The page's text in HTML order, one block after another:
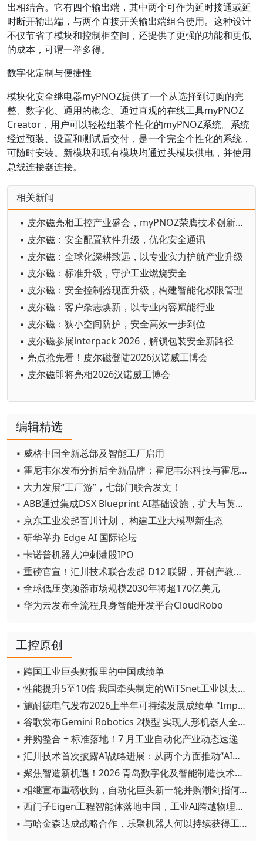
出相结合。它有四个输出端，其中两个可作为延时接通或延
时断开输出端，与两个直接开关输出端组合使用。这种设计
不仅节省了模块和控制柜空间，还提供了更强的功能和更低
的成本，可谓一举多得。
数字化定制与便捷性
模块化安全继电器myPNOZ提供了一个从选择到订购的完
整、数字化、通用的概念。通过直观的在线工具myPNOZ
Creator，用户可以轻松组装个性化的myPNOZ系统。系统
经过预装、设置和测试后交付，是一个完全个性化的系统，
可随时安装。新模块和现有模块均通过头模块供电，并使用
总线连接器连接。
相关新闻
▪ 皮尔磁亮相工控产业盛会，myPNOZ荣膺技术创新标杆奖
▪ 皮尔磁：安全配置软件升级，优化安全通讯
▪ 皮尔磁：全球化深耕致远，以专业实力护航产业升级
▪ 皮尔磁：标准升级，守护工业燃烧安全
▪ 皮尔磁：安全控制器现面升级，构建智能化权限管理
▪ 皮尔磁：客户杂志焕新，以专业内容赋能行业
▪ 皮尔磁：狭小空间防护，安全高效一步到位
▪ 皮尔磁参展interpack 2026，解锁包装安全新路径
▪ 亮点抢先看！皮尔磁登陆2026汉诺威工博会
▪ 皮尔磁即将亮相2026汉诺威工博会
编辑精选
▪ 威格中国全新总部及智能工厂启用
▪ 霍尼韦尔发布分拆后全新品牌：霍尼韦尔科技与霍尼韦尔航空航天
▪ 大力发展“工厂游”，七部门联合发文！
▪ ABB通过集成DSX Blueprint AI基础设施，扩大与英伟达的合作
▪ 京东工业发起百川计划， 构建工业大模型新生态
▪ 研华举办 Edge AI 国际论坛
▪ 卡诺普机器人冲刺港股IPO
▪ 重磅官宣！汇川技术联合发起 D12 联盟，开创产教融合新范式
▪ 全球低压变频器市场规模2030年将超170亿美元
▪ 华为云发布全流程具身智能开发平台CloudRobo
工控原创
▪ 跨国工业巨头财报里的中国成绩单
▪ 性能提升5至10倍 我国牵头制定的WiTSnet工业以太网国际标准正式发布
▪ 施耐德电气发布2026上半年可持续发展成绩单 "Impact 2030"路线图开局稳健
▪ 谷歌发布Gemini Robotics 2模型 实现人形机器人全身智能控制突破
▪ 并购整合 + 标准落地！7 月工业自动化产业动态速递
▪ 汇川技术首次披露AI战略进展：从两个方面推动“AI业务化”落地
▪ 聚焦智造新机遇！2026 青岛数字化及智能制造技术论坛圆满落幕
▪ 相继宣布重磅收购，自动化巨头新一轮并购潮剑指何方？
▪ 西门子Eigen工程智能体落地中国，工业AI跨越物理世界“确定性”拐点
▪ 与哈金森达成战略合作，乐聚机器人何以持续获得工业巨头青睐？